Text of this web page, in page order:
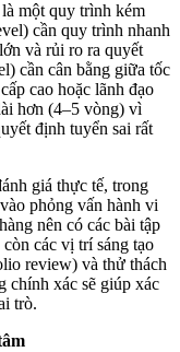
một quy trình kém
cần quy trình nhanh
và rủi ro ra quyết
cần cân bằng giữa tốc
cao hoặc lãnh đạo
hơn (4–5 vòng) vì
định tuyển sai rất
giá thực tế, trong
phỏng vấn hành vi
nên có các bài tập
các vị trí sáng tạo
review) và thử thách
chính xác sẽ giúp xác
trò.